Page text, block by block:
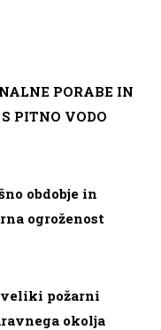
PORABE IN
PITNO VODO
obdobje in
ogroženost
veliki požarni
okolja